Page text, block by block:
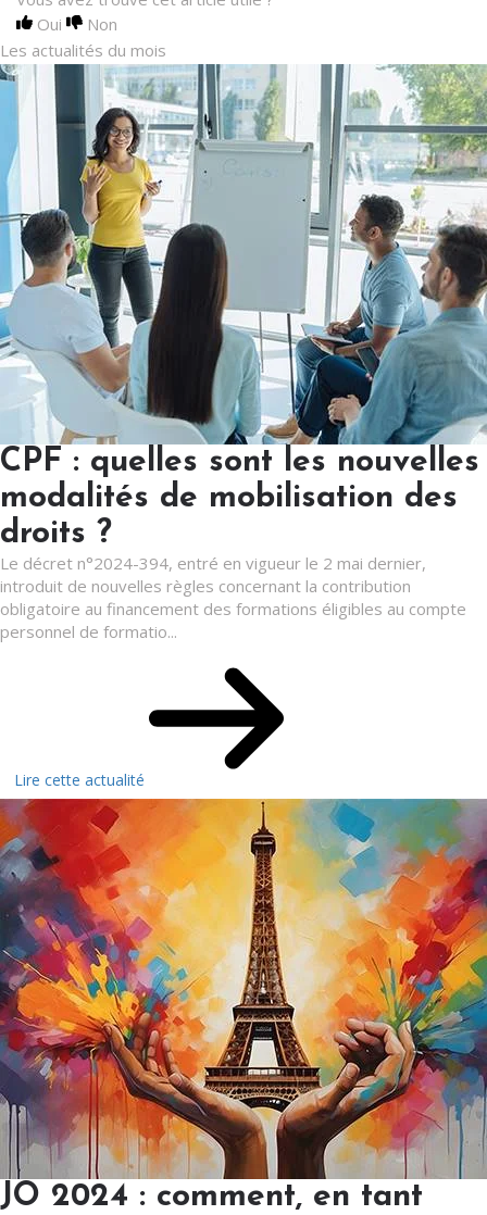
Oui
Non
Les actualités du mois
CPF : quelles sont les nouvelles
modalités de mobilisation des
droits ?
Le décret n°2024-394, entré en vigueur le 2 mai dernier,
introduit de nouvelles règles concernant la contribution
obligatoire au financement des formations éligibles au compte
personnel de formatio...
Lire cette actualité
JO 2024 : comment, en tant